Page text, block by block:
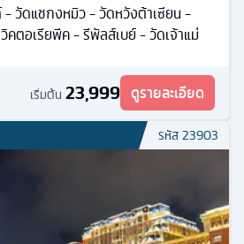
วัดแชกงหมิว - วัดหวังต้าเซียน -
คตอเรียพีค - รีพัลส์เบย์ - วัดเจ้าแม่
เริ่มต้น 23,999 ดูรายละเอียด
รหัส23903